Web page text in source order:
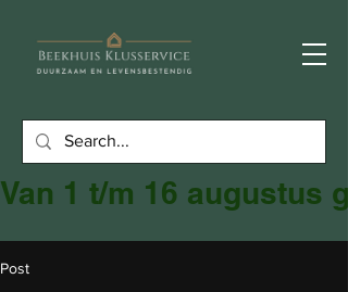
Van 1 t/m 16 augustus
Post